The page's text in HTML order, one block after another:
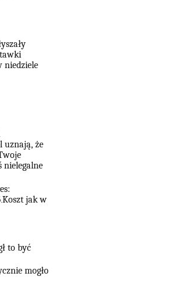
niedziele
uznają, że
nielegalne
.Koszt jak w
to być
mogło